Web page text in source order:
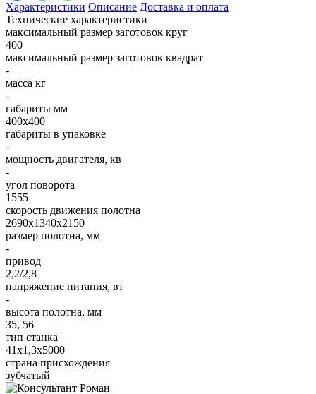
Характеристики Описание Доставка и оплата
Технические характеристики
максимальный размер заготовок круг
400
максимальный размер заготовок квадрат
-
масса кг
-
габариты мм
400х400
габариты в упаковке
-
мощность двигателя, кв
-
угол поворота
1555
скорость движения полотна
2690х1340х2150
размер полотна, мм
-
привод
2,2/2,8
напряжение питания, вт
-
высота полотна, мм
35, 56
тип станка
41х1,3х5000
страна присхождения
зубчатый